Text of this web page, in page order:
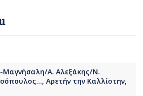
Μαγνήσαλη/Α. Αλεξάκης/Ν.
Αρετήν την Καλλίστην,